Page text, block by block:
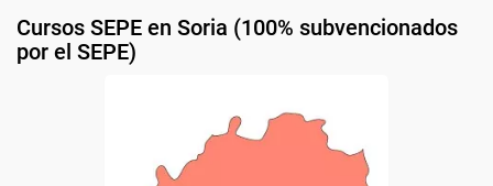
Cursos SEPE en Soria (100% subvencionados
por el SEPE)